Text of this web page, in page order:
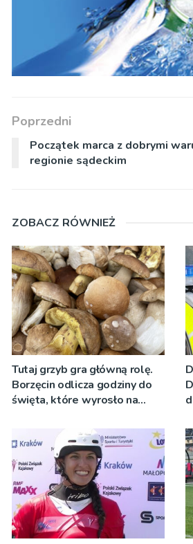
Poprzedni
Początek marca z dobrymi
regionie sądeckim
ZOBACZ RÓWNIEŻ
Tutaj grzyb gra główną rolę.
Borzęcin odlicza godziny do
święta, które wyrosło na